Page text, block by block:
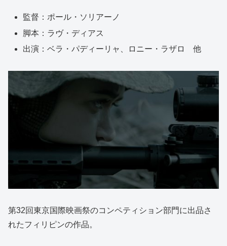
監督：ポール・ソリアーノ
脚本：ラヴ・ディアス
出演：ベラ・パディーリャ、ロニー・ラザロ 他
第32回東京国際映画祭のコンペティション部門に出品さ
れたフィリピンの作品。